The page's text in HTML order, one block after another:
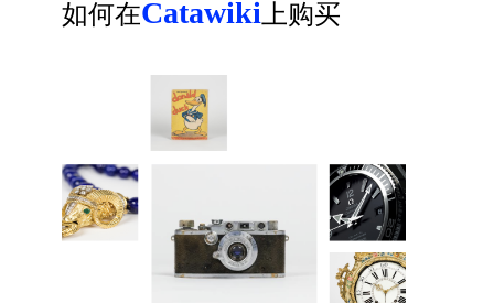
如何在Catawiki 上购买